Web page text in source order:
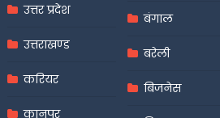
उत्तर प्रदेश
उत्तराखण्ड
करियर
कानपुर
बंगाल
बरेली
बिजनेस